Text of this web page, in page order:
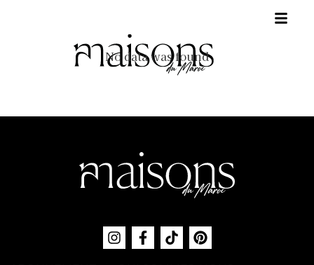
No data was found